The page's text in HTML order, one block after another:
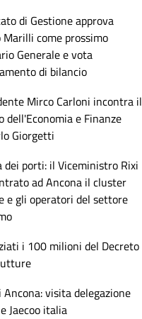
di Gestione approva
Marilli come prossimo
Generale e vota
di bilancio
Mirco Carloni incontra il
dell'Economia e Finanze
Giorgetti
dei porti: il Viceministro Rixi
ad Ancona il cluster
e gli operatori del settore
i 100 milioni del Decreto
Ancona: visita delegazione
Jaecoo italia